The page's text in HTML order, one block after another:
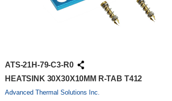
ATS-21H-79-C3-R0
HEATSINK 30X30X10MM R-TAB T412
Advanced Thermal Solutions Inc.